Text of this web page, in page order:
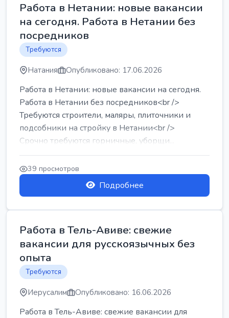
Работа в Нетании: новые вакансии
на сегодня. Работа в Нетании без
посредников
Требуются
Натания Опубликовано: 17.06.2026
Работа в Нетании: новые вакансии на сегодня.
Работа в Нетании без посредников<br />
Требуются строители, маляры, плиточники и
подсобники на стройку в Нетании<br />
Срочно требуются горничные, уборщи...
39 просмотров
Подробнее
Работа в Тель-Авиве: свежие
вакансии для русскоязычных без
опыта
Требуются
Иерусалим Опубликовано: 16.06.2026
Работа в Тель-Авиве: свежие вакансии для